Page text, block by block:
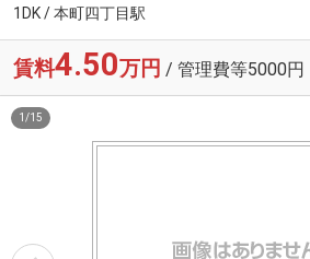
1DK / 本町四丁目駅
賃料4.50万円 / 管理費等5000円
1 /15